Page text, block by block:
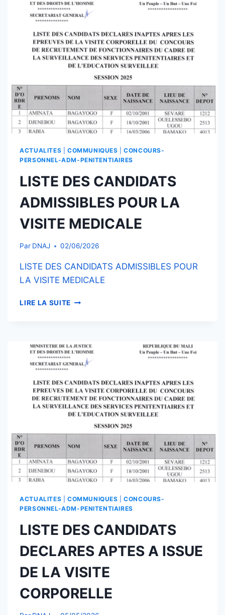
SURVEILLANTS
ACTUALITES COMMUNIQUES |CONCOURS-
PERSONNEL-ADM-PENITENTIAIRES
LISTE DES CANDIDATS
ADMISSIBLES POUR LA
VISITE MEDICALE
Par DNAJ 02/06/2026
LISTE DES CANDIDATS ADMISSIBLES POUR
LA VISITE MEDICALE
LIRE LA SUITE LISTE
POUR
LA
VISITE
ACTUALITES COMMUNIQUES |CONCOURS-
PERSONNEL-ADM-PENITENTIAIRES
LISTE DES CANDIDATS
DECLARES APTES A ISSUE
DE LA VISITE
CORPORELLE